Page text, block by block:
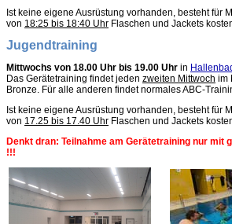
Ist keine eigene Ausrüstung vorhanden, besteht für
von 18:25 bis 18:40 Uhr Flaschen und Jackets
Jugendtraining
Mittwochs von 18.00 Uhr bis 19.00 Uhr in
Das Gerätetraining findet jeden zweiten Mittwoch im
Bronze. Für alle anderen findet normales ABC-
Ist keine eigene Ausrüstung vorhanden, besteht für
von 17.25 bis 17.40 Uhr Flaschen und Jackets
Denkt dran: Teilnahme am Gerätetraining nur mit
!!!